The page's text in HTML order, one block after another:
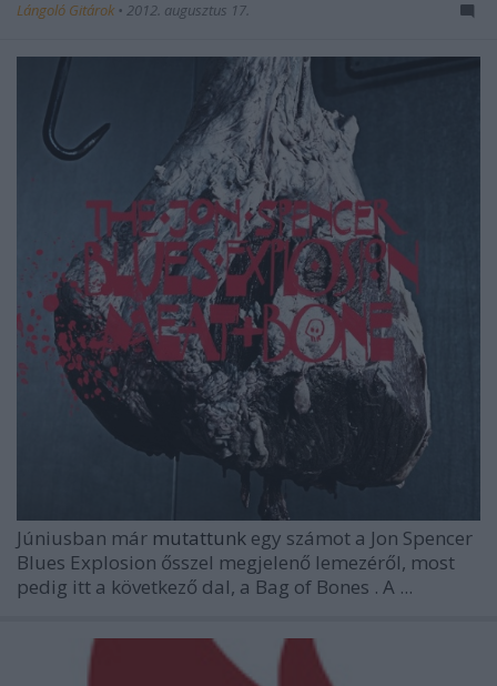
Lángoló Gitárok • 2012. augusztus 17.
Júniusban már mutattunk egy számot a Jon Spencer
Blues Explosion ősszel megjelenő lemezéről, most
pedig itt a következő dal, a Bag of Bones . A ...